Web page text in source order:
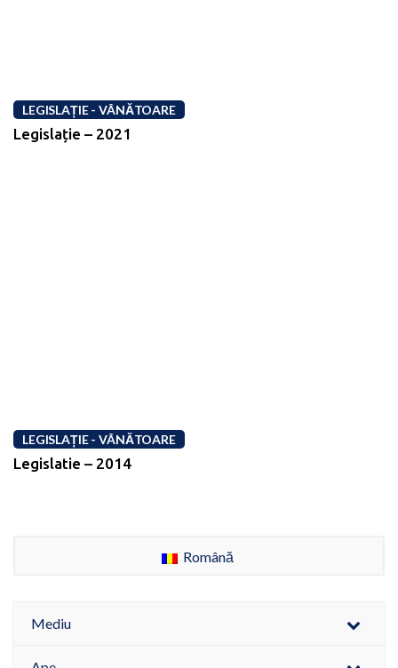
LEGISLAȚIE - VÂNĂTOARE
Legislație – 2021
LEGISLAȚIE - VÂNĂTOARE
Legislatie – 2014
Română
Mediu